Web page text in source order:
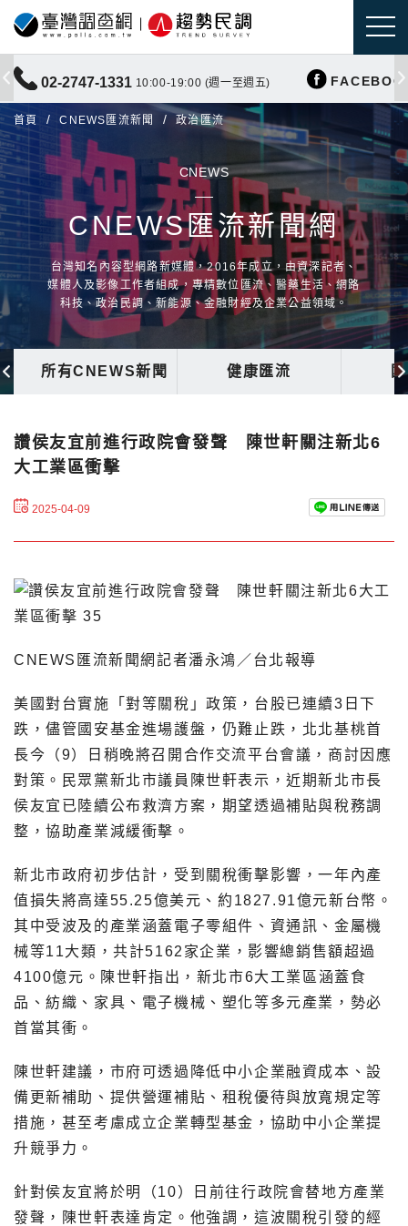
02-2747-1331 10:00-19:00 (週一至週五)
首頁 CNEWS匯流新聞 政治匯流
CNEWS
CNEWS匯流新聞網
台灣知名內容型網路新媒體，2016年成立，由資深記者、
媒體人及影像工作者組成，專精數位匯流、醫藥生活、網路
科技、政治民調、新能源、金融財經及企業公益領域。
所有CNEWS新聞 健康匯流
讚侯友宜前進行政院會發聲 陳世軒關注新北6
大工業區衝擊
2025-04-09
CNEWS匯流新聞網記者潘永鴻／台北報導
美國對台實施「對等關稅」政策，台股已連續3日下
跌，儘管國安基金進場護盤，仍難止跌，北北基桃首
長今（9）日稍晚將召開合作交流平台會議，商討因應
對策。民眾黨新北市議員陳世軒表示，近期新北市長
侯友宜已陸續公布救濟方案，期望透過補貼與稅務調
整，協助產業減緩衝擊。
新北市政府初步估計，受到關稅衝擊影響，一年內產
值損失將高達55.25億美元、約1827.91億元新台幣。
其中受波及的產業涵蓋電子零組件、資通訊、金屬機
械等11大類，共計5162家企業，影響總銷售額超過
4100億元。陳世軒指出，新北市6大工業區涵蓋食
品、紡織、家具、電子機械、塑化等多元產業，勢必
首當其衝。
陳世軒建議，市府可透過降低中小企業融資成本、設
備更新補助、提供營運補貼、租稅優待與放寬規定等
措施，甚至考慮成立企業轉型基金，協助中小企業提
升競爭力。
針對侯友宜將於明（10）日前往行政院會替地方產業
發聲，陳世軒表達肯定。他強調，這波關稅引發的經